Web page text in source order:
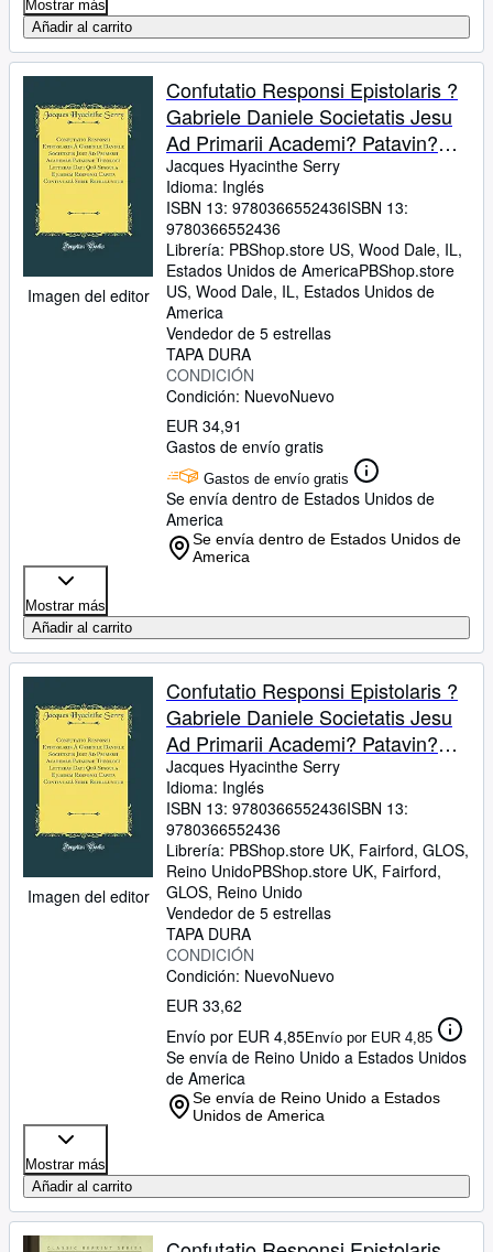
Mostrar más
Añadir al carrito
Imagen del editor
Confutatio Responsi Epistolaris ?
Gabriele Daniele Societatis Jesu
Ad Primarii Academi? Patavin?
Theologi Litteras Dati Qu? Singula
Ejusdem Responsi Capita
Continuat? Serie Refelluntur
(Classic Reprint)
Jacques Hyacinthe Serry
Idioma: Inglés
ISBN 13: 9780366552436ISBN 13:
9780366552436
Librería: PBShop.store US, Wood Dale, IL,
Estados Unidos de AmericaPBShop.store
US, Wood Dale, IL, Estados Unidos de
America
Vendedor de 5 estrellas
TAPA DURA
CONDICIÓN
Condición: NuevoNuevo
EUR 34,91
Gastos de envío gratis
Gastos de envío gratis
Se envía dentro de Estados Unidos de
America
Se envía dentro de Estados Unidos de
America
Mostrar más
Añadir al carrito
Imagen del editor
Confutatio Responsi Epistolaris ?
Gabriele Daniele Societatis Jesu
Ad Primarii Academi? Patavin?
Theologi Litteras Dati Qu? Singula
Ejusdem Responsi Capita
Continuat? Serie Refelluntur
(Classic Reprint)
Jacques Hyacinthe Serry
Idioma: Inglés
ISBN 13: 9780366552436ISBN 13:
9780366552436
Librería: PBShop.store UK, Fairford, GLOS,
Reino UnidoPBShop.store UK, Fairford,
GLOS, Reino Unido
Vendedor de 5 estrellas
TAPA DURA
CONDICIÓN
Condición: NuevoNuevo
EUR 33,62
Envío por EUR 4,85Envío por EUR 4,85
Se envía de Reino Unido a Estados Unidos
de America
Se envía de Reino Unido a Estados
Unidos de America
Mostrar más
Añadir al carrito